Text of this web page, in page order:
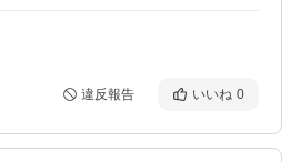
違反報告 いいね 0